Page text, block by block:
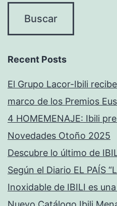
Recent Posts
El Grupo Lacor-Ibili
marco de los Premios
4 HOMEMENAJE: Ibili
Novedades Otoño 2025
Descubre lo último de
Según el Diario EL PAÍS
Inoxidable de IBILI es